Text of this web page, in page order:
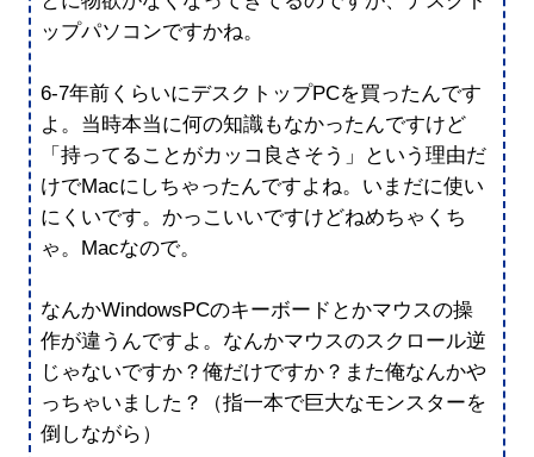
ップパソコンですかね。
6-7年前くらいにデスクトップPCを買ったんです
よ。当時本当に何の知識もなかったんですけど
「持ってることがカッコ良さそう」という理由だ
けでMacにしちゃったんですよね。いまだに使い
にくいです。かっこいいですけどねめちゃくち
ゃ。Macなので。
なんかWindowsPCのキーボードとかマウスの操
作が違うんですよ。なんかマウスのスクロール逆
じゃないですか？俺だけですか？また俺なんかや
っちゃいました？（指一本で巨大なモンスターを
倒しながら）